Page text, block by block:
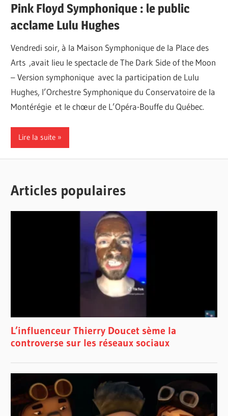
Pink Floyd Symphonique : le public
acclame Lulu Hughes
Vendredi soir, à la Maison Symphonique de la Place des
Arts ,avait lieu le spectacle de The Dark Side of the Moon
– Version symphonique avec la participation de Lulu
Hughes, l’Orchestre Symphonique du Conservatoire de la
Montérégie et le chœur de L’Opéra-Bouffe du Québec.
Lire la suite
Articles populaires